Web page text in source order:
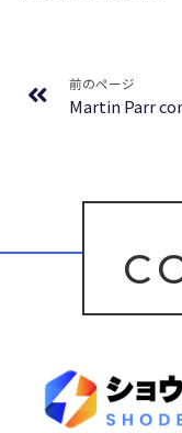
前のページ